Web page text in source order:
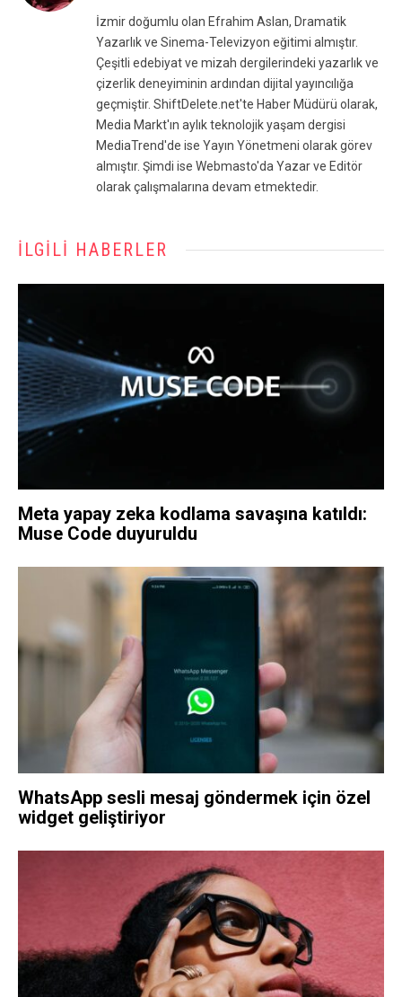
İzmir doğumlu olan Efrahim Aslan, Dramatik
Yazarlık ve Sinema-Televizyon eğitimi almıştır.
Çeşitli edebiyat ve mizah dergilerindeki yazarlık ve
çizerlik deneyiminin ardından dijital yayıncılığa
geçmiştir. ShiftDelete.net'te Haber Müdürü olarak,
Media Markt'ın aylık teknolojik yaşam dergisi
MediaTrend'de ise Yayın Yönetmeni olarak görev
almıştır. Şimdi ise Webmasto'da Yazar ve Editör
olarak çalışmalarına devam etmektedir.
İLGILI HABERLER
Meta yapay zeka kodlama savaşına katıldı:
Muse Code duyuruldu
WhatsApp sesli mesaj göndermek için özel
widget geliştiriyor